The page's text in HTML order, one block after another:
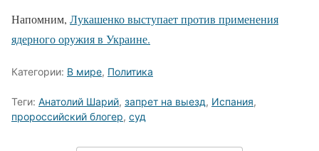
Напомним, Лукашенко выступает против применения
ядерного оружия в Украине.
Категории: В мире, Политика
Теги: Анатолий Шарий, запрет на выезд, Испания,
пророссийский блогер, суд